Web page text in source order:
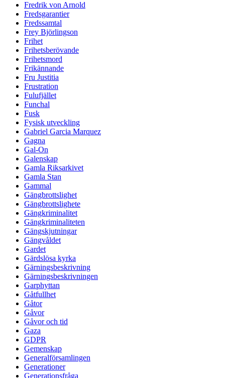
Fredrik von Arnold
Fredsgarantier
Fredssamtal
Frey Björlingson
Frihet
Frihetsberövande
Frihetsmord
Frikännande
Fru Justitia
Frustration
Fulufjället
Funchal
Fusk
Fysisk utveckling
Gabriel Garcia Marquez
Gagna
Gal-On
Galenskap
Gamla Riksarkivet
Gamla Stan
Gammal
Gängbrottslighet
Gängbrottslighete
Gängkriminalitet
Gängkriminaliteten
Gängskjutningar
Gängvåldet
Gardet
Gärdslösa kyrka
Gärningsbeskrivning
Gärningsbeskrivningen
Garphyttan
Gåtfullhet
Gåtor
Gåvor
Gåvor och tid
Gaza
GDPR
Gemenskap
Generalförsamlingen
Generationer
Generationsfråga